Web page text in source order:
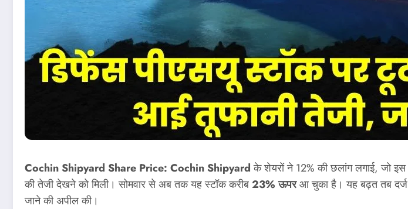
Cochin Shipyard Share Price: Cochin Shipyardके शेयरों ने 12% की छलांग लगाई, जो इस
की तेजी देखने को मिली। सोमवार से अब तक यह स्टॉक करीब23% ऊपरआ चुका है। यह बढ़त तब
जाने की अपील की।